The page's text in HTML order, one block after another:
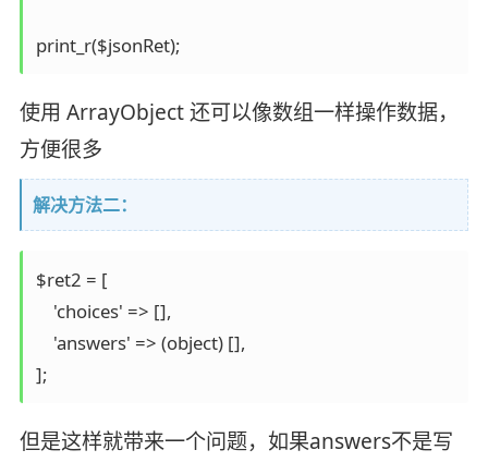
print_r($jsonRet);
使用 ArrayObject 还可以像数组一样操作数据，
方便很多
解决方法二：
$ret2 = [
'choices' => [],
'answers' => (object) [],
];
但是这样就带来一个问题，如果answers不是写